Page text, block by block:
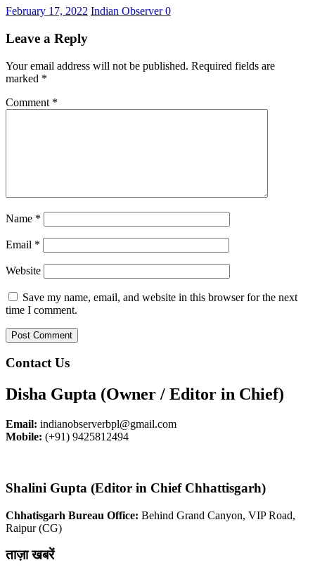
February 17, 2022 Indian Observer0
Leave a Reply
Your email address will not be published. Required fields are
marked *
Comment *
Name *
Email *
Website
Save my name, email, and website in this browser for the next
time I comment.
Contact Us
Disha Gupta (Owner / Editor in Chief)
Email: indianobserverbpl@gmail.com
Mobile: (+91) 9425812494
Shalini Gupta (Editor in Chief Chhattisgarh)
Chhatisgarh Bureau Office: Behind Grand Canyon, VIP Road,
Raipur (CG)
ताज़ा खबरें